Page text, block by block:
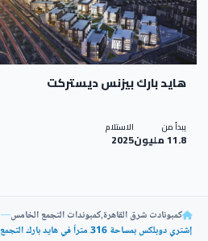
هايد بارك بيزنس ديستركت
يبدأ من
11.8 مليون
الاستلام
2025
كمبونادت شرق القاهرة,كمبوندات التجمع الخامس—
إشتري دوبلكس بمساحة 316 متراً في هايد بارك التجمع الخامس